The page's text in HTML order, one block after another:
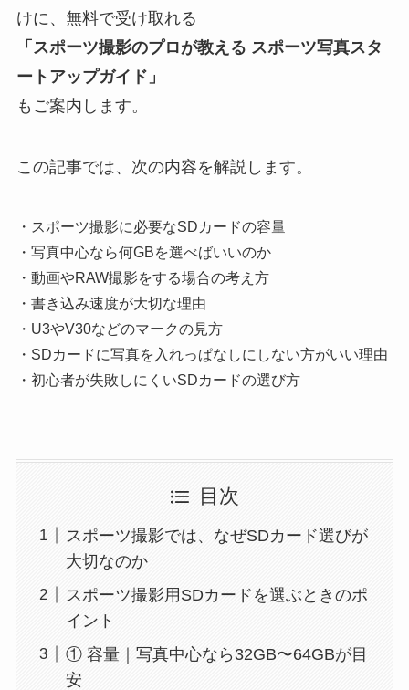
けに、無料で受け取れる
「スポーツ撮影のプロが教える スポーツ写真スタ
ートアップガイド」
もご案内します。
この記事では、次の内容を解説します。
・スポーツ撮影に必要なSDカードの容量
・写真中心なら何GBを選べばいいのか
・動画やRAW撮影をする場合の考え方
・書き込み速度が大切な理由
・U3やV30などのマークの見方
・SDカードに写真を入れっぱなしにしない方がいい理由
・初心者が失敗しにくいSDカードの選び方
目次
スポーツ撮影では、なぜSDカード選びが
大切なのか
スポーツ撮影用SDカードを選ぶときのポ
イント
① 容量｜写真中心なら32GB〜64GBが目
安